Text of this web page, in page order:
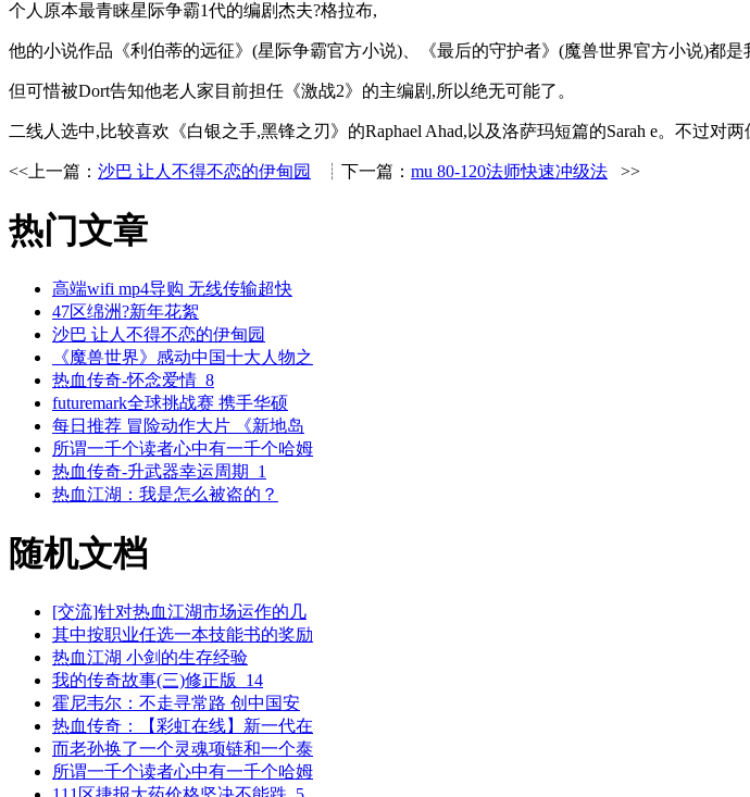
个人原本最青睐星际争霸1代的编剧杰夫?格拉布,
他的小说作品《利伯蒂的远征》(星际争霸官方小说)、《最后的守护者》(魔兽世界官方小说)都是
但可惜被Dort告知他老人家目前担任《激战2》的主编剧,所以绝无可能了。
二线人选中,比较喜欢《白银之手,黑锋之刃》的Raphael Ahad,以及洛萨玛短篇的Sarah e。不过对
<<上一篇： 沙巴 让人不得不恋的伊甸园 ┊下一篇： mu 80-120法师快速冲级法 >>
热门文章
高端wifi mp4导购 无线传输超快
47区绵洲?新年花絮
沙巴 让人不得不恋的伊甸园
《魔兽世界》感动中国十大人物之
热血传奇-怀念爱情_8
futuremark全球挑战赛 携手华硕
每日推荐 冒险动作大片 《新地岛
所谓一千个读者心中有一千个哈姆
热血传奇-升武器幸运周期_1
热血江湖：我是怎么被盗的？
随机文档
[交流]针对热血江湖市场运作的几
其中按职业任选一本技能书的奖励
热血江湖 小剑的生存经验
我的传奇故事(三)修正版_14
霍尼韦尔：不走寻常路 创中国安
热血传奇：【彩虹在线】新一代在
而老孙换了一个灵魂项链和一个泰
所谓一千个读者心中有一千个哈姆